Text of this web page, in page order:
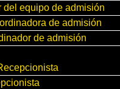
del equipo de admisión
de admisión
de admisión